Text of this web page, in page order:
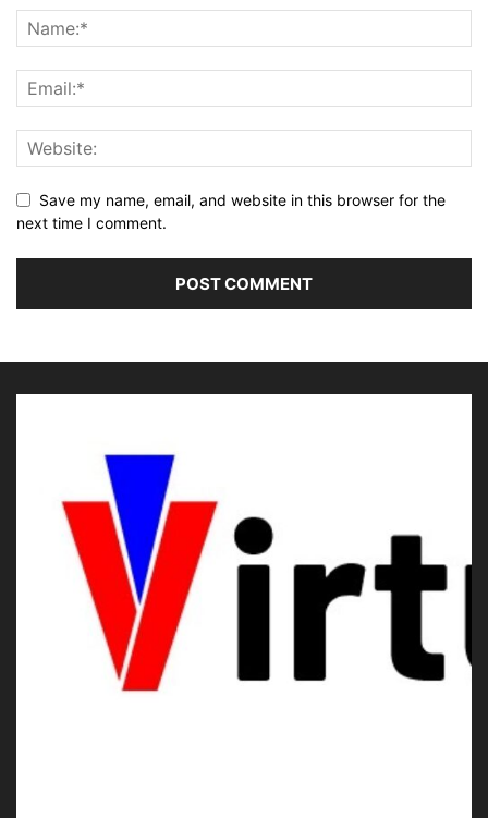
Save my name, email, and website in this browser for the
next time I comment.